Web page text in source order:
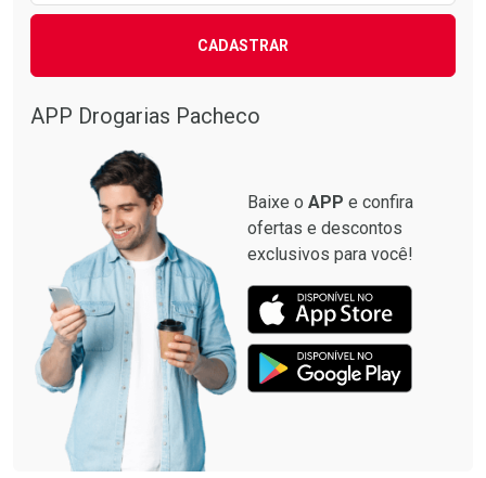
CADASTRAR
APP Drogarias Pacheco
Baixe o APP e confira
ofertas e descontos
exclusivos para você!